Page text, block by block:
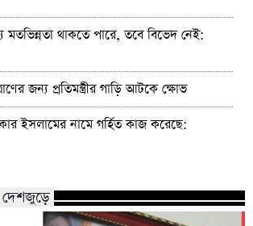
মতভিন্নতা থাকতে পারে, তবে বিভেদ নেই:
জন্য প্রতিমন্ত্রীর গাড়ি আটকে ক্ষোভ
ইসলামের নামে গর্হিত কাজ করেছে:
দেশজুড়ে